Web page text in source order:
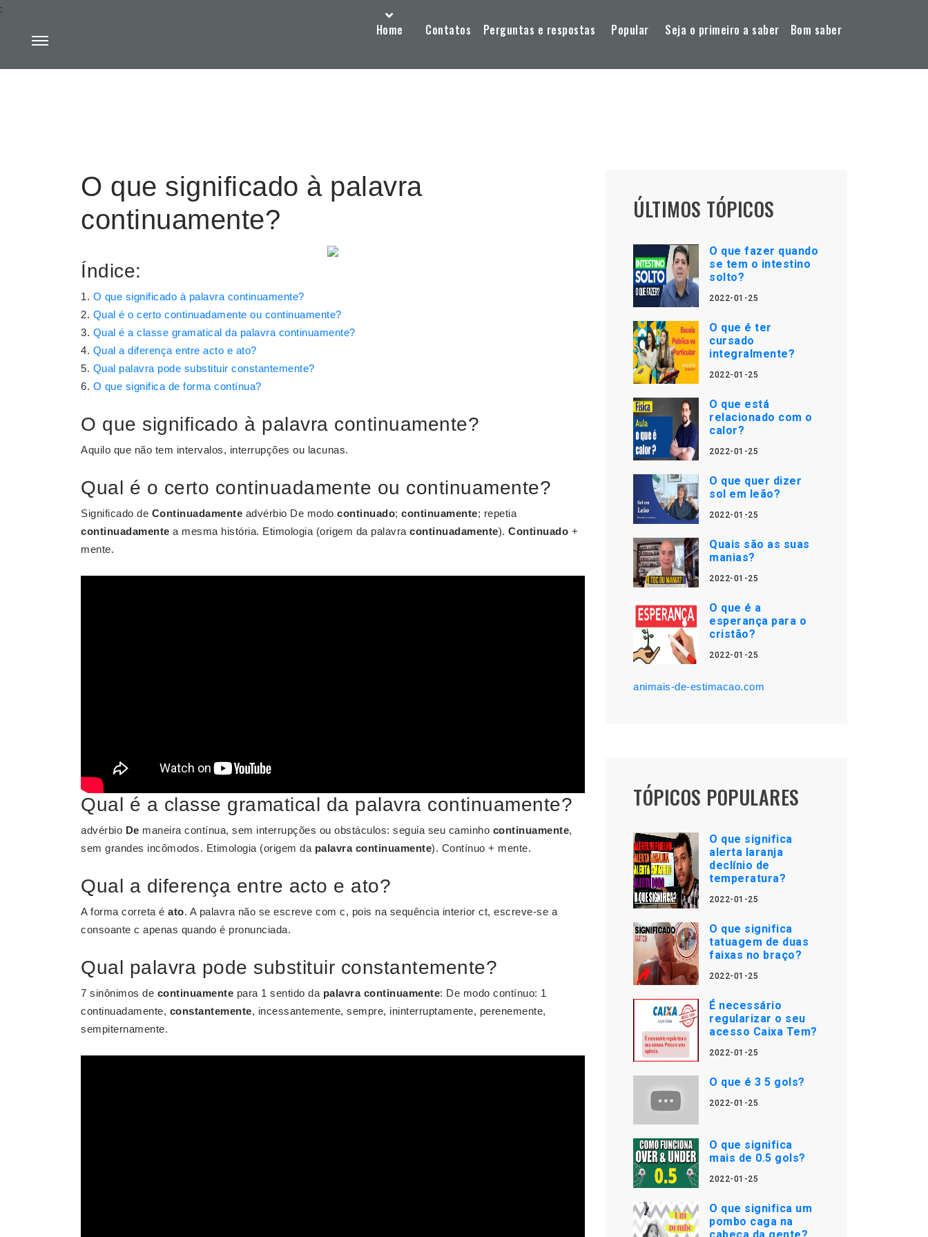
Home Contatos Perguntas e respostas Popular Seja o primeiro a saber Bom saber
:
O que significado à palavra
continuamente?
Índice:
O que significado à palavra continuamente?
Qual é o certo continuadamente ou continuamente?
Qual é a classe gramatical da palavra continuamente?
Qual a diferença entre acto e ato?
Qual palavra pode substituir constantemente?
O que significa de forma contínua?
O que significado à palavra continuamente?
Aquilo que não tem intervalos, interrupções ou lacunas.
Qual é o certo continuadamente ou continuamente?
Significado de Continuadamente advérbio De modo continuado; continuamente; repetia
continuadamente a mesma história. Etimologia (origem da palavra continuadamente). Continuado +
mente.
Qual é a classe gramatical da palavra continuamente?
advérbio De maneira contínua, sem interrupções ou obstáculos: seguia seu caminho continuamente,
sem grandes incômodos. Etimologia (origem da palavra continuamente). Contínuo + mente.
Qual a diferença entre acto e ato?
A forma correta é ato. A palavra não se escreve com c, pois na sequência interior ct, escreve-se a
consoante c apenas quando é pronunciada.
Qual palavra pode substituir constantemente?
7 sinônimos de continuamente para 1 sentido da palavra continuamente: De modo contínuo: 1
continuadamente, constantemente, incessantemente, sempre, ininterruptamente, perenemente,
sempiternamente.
ÚLTIMOS TÓPICOS
O que fazer quando
se tem o intestino
solto?
2022-01-25
O que é ter
cursado
integralmente?
2022-01-25
O que está
relacionado com o
calor?
2022-01-25
O que quer dizer
sol em leão?
2022-01-25
Quais são as suas
manias?
2022-01-25
O que é a
esperança para o
cristão?
2022-01-25
animais-de-estimacao.com
TÓPICOS POPULARES
O que significa
alerta laranja
declínio de
temperatura?
2022-01-25
O que significa
tatuagem de duas
faixas no braço?
2022-01-25
É necessário
regularizar o seu
acesso Caixa Tem?
2022-01-25
O que é 3 5 gols?
2022-01-25
O que significa
mais de 0.5 gols?
2022-01-25
O que significa um
pombo caga na